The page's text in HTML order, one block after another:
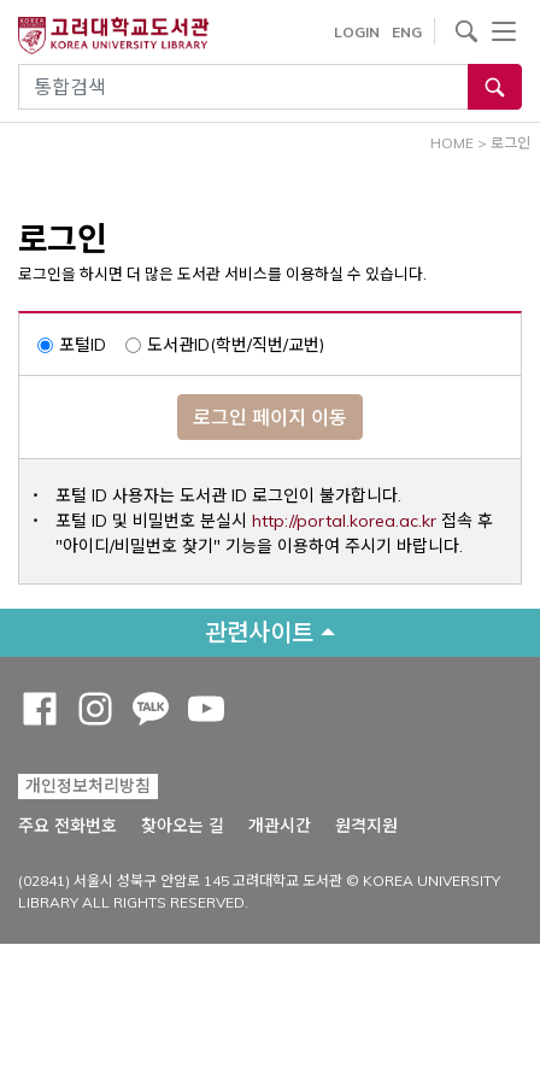
건
통합검색
LOGIN ENG
사이트내 검색
HOME > 로그인
로그인
로그인을 하시면 더 많은 도서관 서비스를 이용하실 수 있습니다.
포털ID 도서관ID(학번/직번/교번)
로그인 페이지 이동
포털 ID 사용자는 도서관 ID 로그인이 불가합니다.
포털 ID 및 비밀번호 분실시 http://portal.korea.ac.krOpens a
접속 후
"아이디/비밀번호 찾기" 기능을 이용하여 주시기 바랍니다.
관련사이트
개인정보처리방침
주요 전화번호
찾아오는 길 개관시간 원격지원
(02841) 서울시 성북구 안암로 145 고려대학교 도서관 © KOREA UNIVERSITY
LIBRARY ALL RIGHTS RESERVED.
Opens a new window
Opens a new window
Opens a new window